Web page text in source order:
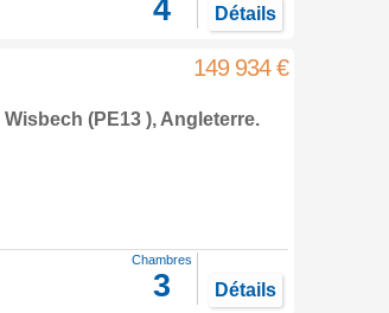
4 Détails
149 934 €
Wisbech (PE13 ), Angleterre.
Chambres
3 Détails